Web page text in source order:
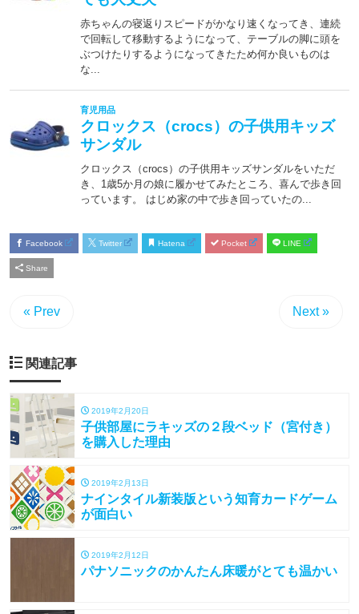
Facebook Twitter Hatena Pocket LINE
Share
« Prev Next »
関連記事
2019年2月20日
子供部屋にラキッズの２段ベッド（宮付き）
を購入した理由
2019年2月13日
ナインタイル新装版という知育カードゲーム
が面白い
2019年2月12日
パナソニックのかんたん床暖がとても温かい